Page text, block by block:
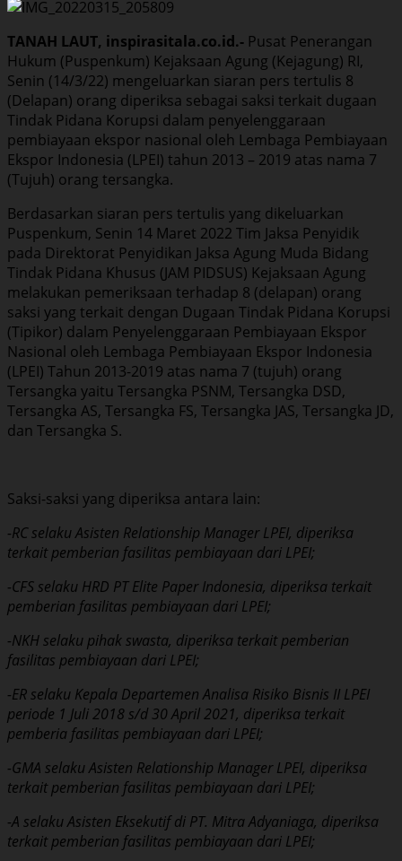
TANAH LAUT, inspirasitala.co.id.- Pusat Penerangan
Hukum (Puspenkum) Kejaksaan Agung (Kejagung) RI,
Senin (14/3/22) mengeluarkan siaran pers tertulis 8
(Delapan) orang diperiksa sebagai saksi terkait dugaan
Tindak Pidana Korupsi dalam penyelenggaraan
pembiayaan ekspor nasional oleh Lembaga Pembiayaan
Ekspor Indonesia (LPEI) tahun 2013 – 2019 atas nama 7
(Tujuh) orang tersangka.
Berdasarkan siaran pers tertulis yang dikeluarkan
Puspenkum, Senin 14 Maret 2022 Tim Jaksa Penyidik
pada Direktorat Penyidikan Jaksa Agung Muda Bidang
Tindak Pidana Khusus (JAM PIDSUS) Kejaksaan Agung
melakukan pemeriksaan terhadap 8 (delapan) orang
saksi yang terkait dengan Dugaan Tindak Pidana Korupsi
(Tipikor) dalam Penyelenggaraan Pembiayaan Ekspor
Nasional oleh Lembaga Pembiayaan Ekspor Indonesia
(LPEI) Tahun 2013-2019 atas nama 7 (tujuh) orang
Tersangka yaitu Tersangka PSNM, Tersangka DSD,
Tersangka AS, Tersangka FS, Tersangka JAS, Tersangka JD,
dan Tersangka S.
Saksi-saksi yang diperiksa antara lain:
-RC selaku Asisten Relationship Manager LPEI, diperiksa
terkait pemberian fasilitas pembiayaan dari LPEI;
-CFS selaku HRD PT Elite Paper Indonesia, diperiksa terkait
pemberian fasilitas pembiayaan dari LPEI;
-NKH selaku pihak swasta, diperiksa terkait pemberian
fasilitas pembiayaan dari LPEI;
-ER selaku Kepala Departemen Analisa Risiko Bisnis II LPEI
periode 1 Juli 2018 s/d 30 April 2021, diperiksa terkait
pemberia fasilitas pembiayaan dari LPEI;
-GMA selaku Asisten Relationship Manager LPEI, diperiksa
terkait pemberian fasilitas pembiayaan dari LPEI;
-A selaku Asisten Eksekutif di PT. Mitra Adyaniaga, diperiksa
terkait pemberian fasilitas pembiayaan dari LPEI;